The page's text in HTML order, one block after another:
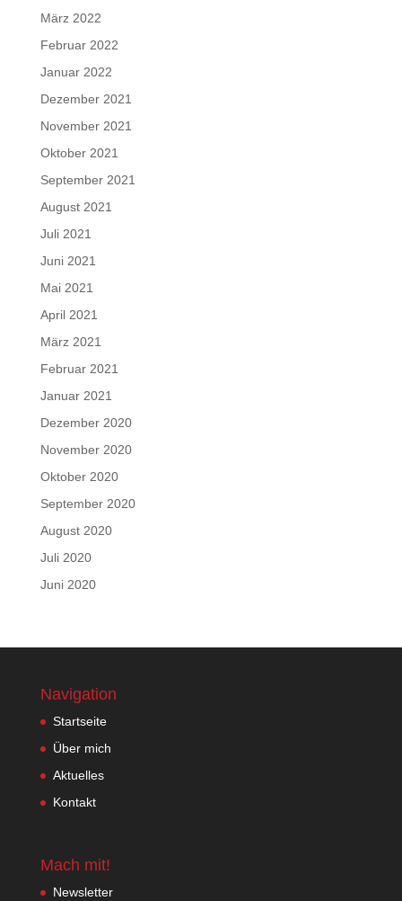
März 2022
Februar 2022
Januar 2022
Dezember 2021
November 2021
Oktober 2021
September 2021
August 2021
Juli 2021
Juni 2021
Mai 2021
April 2021
März 2021
Februar 2021
Januar 2021
Dezember 2020
November 2020
Oktober 2020
September 2020
August 2020
Juli 2020
Juni 2020
Navigation
Startseite
Über mich
Aktuelles
Kontakt
Mach mit!
Newsletter